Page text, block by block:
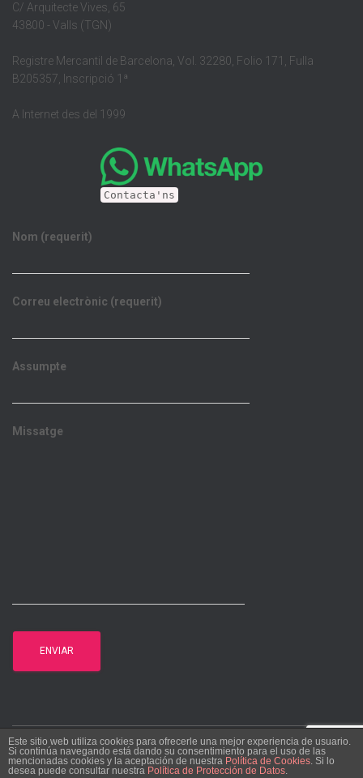
C/ Arquitecte Vives, 65
43800 - Valls (TGN)
Registre Mercantil de Barcelona, Vol. 32280, Folio 171, Fulla
B205357, Inscripció 1ª
A Internet des del 1999
Contacta'ns
Nom (requerit)
Correu electrònic (requerit)
Assumpte
Missatge
Hestia | Desenvolupat perThemeIsle
Este sitio web utiliza cookies para ofrecerle una mejor experiencia de usuario.
Si continúa navegando está dando su consentimiento para el uso de las
mencionadas cookies y la aceptación de nuestra Política de Cookies. Si lo
desea puede consultar nuestra Política de Protección de Datos.